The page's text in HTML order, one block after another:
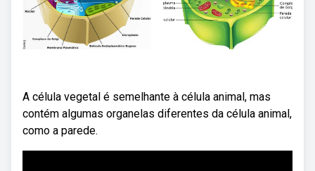
A célula vegetal é semelhante à célula animal, mas
contém algumas organelas diferentes da célula animal,
como a parede.